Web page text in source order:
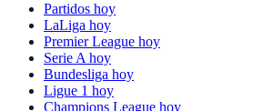
Partidos hoy
LaLiga hoy
Premier League hoy
Serie A hoy
Bundesliga hoy
Ligue 1 hoy
Champions League hoy